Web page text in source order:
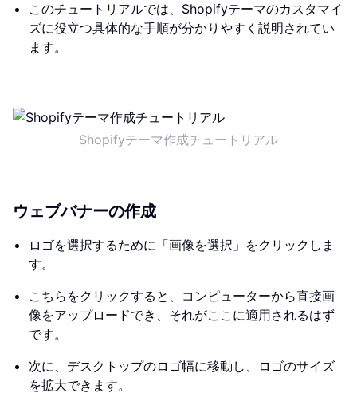
このチュートリアルでは、Shopifyテーマのカスタマイ
ズに役立つ具体的な手順が分かりやすく説明されてい
ます。
Shopifyテーマ作成チュートリアル
ウェブバナーの作成
ロゴを選択するために「画像を選択」をクリックしま
す。
こちらをクリックすると、コンピューターから直接画
像をアップロードでき、それがここに適用されるはず
です。
次に、デスクトップのロゴ幅に移動し、ロゴのサイズ
を拡大できます。